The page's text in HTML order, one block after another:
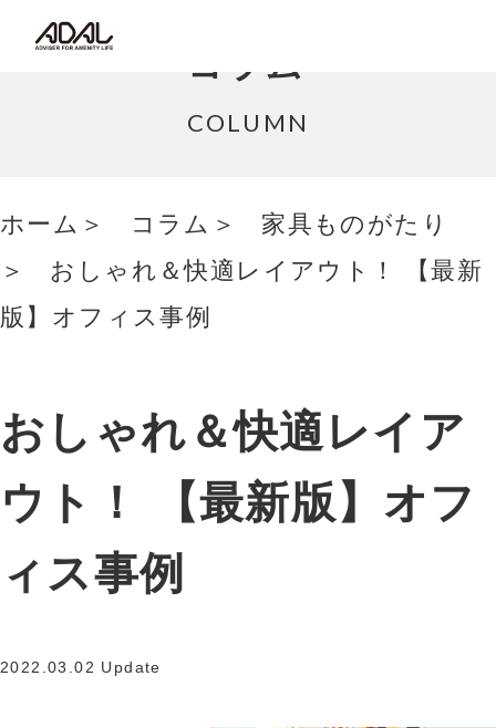
コラム
最新情報/ニュース
採用情報
コラム
COLUMN
ホーム コラム
家具ものがたり
おしゃれ＆快適レイアウト！ 【最新
版】オフィス事例
おしゃれ＆快適レイア
ウト！ 【最新版】オフ
ィス事例
2022.03.02 Update